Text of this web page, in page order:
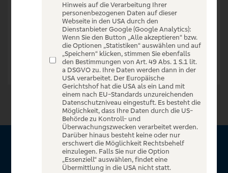
Zur Startseite
Über VR Entertain
Hinweis auf die Verarbeitung Ihrer
personenbezogenen Daten auf dieser
Webseite in den USA durch den
Dienstanbieter Google (Google Analytics):
Wenn Sie den Button „Alle akzeptieren“ bzw.
die Optionen „Statistiken“ auswählen und auf
„Speichern“ klicken, stimmen Sie ebenfalls
den Bestimmungen von Art. 49 Abs. 1 S.1 lit.
a DSGVO zu. Ihre Daten werden dann in der
USA verarbeitet. Der Europäische
Gerichtshof hat die USA als ein Land mit
einem nach EU-Standards unzureichenden
Datenschutzniveau eingestuft. Es besteht die
Möglichkeit, dass Ihre Daten durch die US-
Behörde zu Kontroll- und
Überwachungszwecken verarbeitet werden.
Darüber hinaus besteht keine oder nur
erschwert die Möglichkeit Rechtsbehelf
einzulegen. Falls Sie nur die Option
„Essenziell“ auswählen, findet eine
Übermittlung in die USA nicht statt.